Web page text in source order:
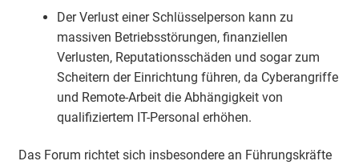
Der Verlust einer Schlüsselperson kann zu
massiven Betriebsstörungen, finanziellen
Verlusten, Reputationsschäden und sogar zum
Scheitern der Einrichtung führen, da Cyberangriffe
und Remote-Arbeit die Abhängigkeit von
qualifiziertem IT-Personal erhöhen.
Das Forum richtet sich insbesondere an Führungskräfte